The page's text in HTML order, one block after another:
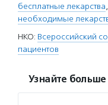
бесплатные лекарства,
необходимые
НКО: Всероссийский
пациентов
Узнайте больше